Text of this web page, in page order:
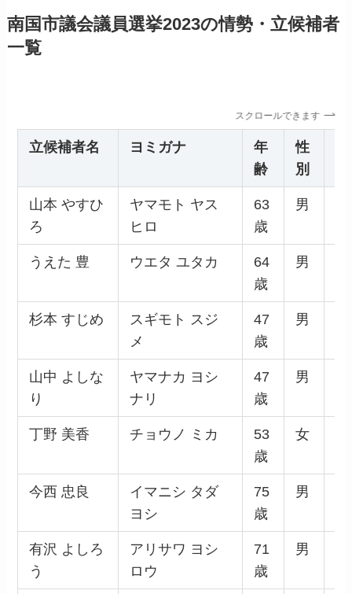
南国市議会議員選挙2023の情勢・立候補者
一覧
スクロールできます
立候補者名 ヨミガナ
年
齢
性
別
山本 やすひ
ろ
ヤマモト ヤス
ヒロ
63
歳
男
うえた 豊 ウエタ ユタカ
64
歳
男
杉本 すじめ
スギモト スジ
メ
47
歳
男
山中 よしな
り
ヤマナカ ヨシ
ナリ
47
歳
男
丁野 美香 チョウノ ミカ
53
歳
女
今西 忠良
イマニシ タダ
ヨシ
75
歳
男
有沢 よしろ
う
アリサワ ヨシ
ロウ
71
歳
男